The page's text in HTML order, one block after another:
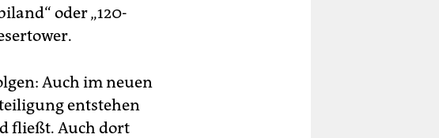
oder „120-
Auch im neuen
entstehen
fließt. Auch dort